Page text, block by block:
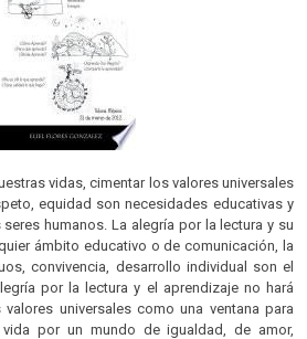
vidas, cimentar los valores universales
equidad son necesidades educativas y
humanos. La alegría por la lectura y su
ámbito educativo o de comunicación, la
convivencia, desarrollo individual son el
por la lectura y el aprendizaje no hará
universales como una ventana para
por un mundo de igualdad, de amor,